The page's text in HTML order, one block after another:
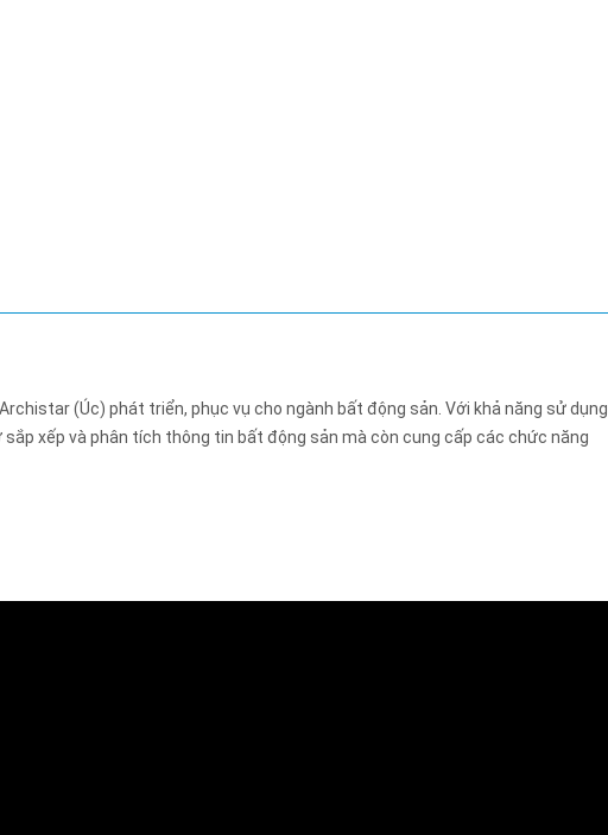
(Úc) phát triển, phục vụ cho ngành bất động sản. Với khả năng sử dụng
xếp và phân tích thông tin bất động sản mà còn cung cấp các chức năng